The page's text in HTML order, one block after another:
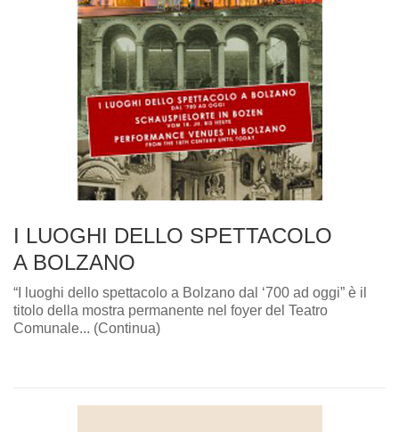
I LUOGHI DELLO SPETTACOLO
A BOLZANO
“I luoghi dello spettacolo a Bolzano dal ‘700 ad oggi” è il
titolo della mostra permanente nel foyer del Teatro
Comunale... (Continua)